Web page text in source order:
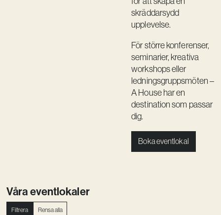
skräddarsydd
upplevelse.
För större konferenser,
seminarier, kreativa
workshops eller
ledningsgruppsmöten –
A House har en
destination som passar
dig.
Boka eventlokal
Våra eventlokaler
Filtrera Rensa alla